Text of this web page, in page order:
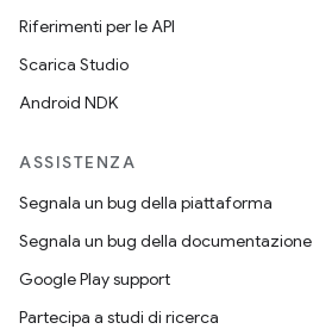
Riferimenti per le API
Scarica Studio
Android NDK
ASSISTENZA
Segnala un bug della piattaforma
Segnala un bug della documentazione
Google Play support
Partecipa a studi di ricerca